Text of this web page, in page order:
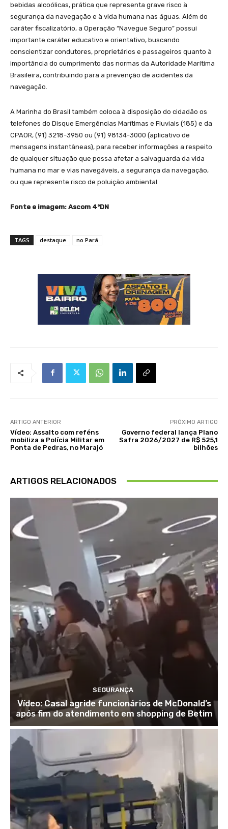
bebidas alcoólicas, prática que representa grave risco à
segurança da navegação e à vida humana nas águas. Além do
caráter fiscalizatório, a Operação “Navegue Seguro” possui
importante caráter educativo e orientativo, buscando
conscientizar condutores, proprietários e passageiros quanto à
importância do cumprimento das normas da Autoridade Marítima
Brasileira, contribuindo para a prevenção de acidentes da
navegação.
A Marinha do Brasil também coloca à disposição do cidadão os
telefones do Disque Emergências Marítimas e Fluviais (185) e da
CPAOR, (91) 3218-3950 ou (91) 98134-3000 (aplicativo de
mensagens instantâneas), para receber informações a respeito
de qualquer situação que possa afetar a salvaguarda da vida
humana no mar e vias navegáveis, a segurança da navegação,
ou que represente risco de poluição ambiental.
Fonte e imagem: Ascom 4ºDN
TAGS destaque no Pará
ARTIGO ANTERIOR
Vídeo: Assalto com reféns
mobiliza a Polícia Militar em
Ponta de Pedras, no Marajó
PRÓXIMO ARTIGO
Governo federal lança Plano
Safra 2026/2027 de R$ 525,1
bilhões
ARTIGOS RELACIONADOS
SEGURANÇA
Vídeo: Casal agride funcionários de McDonald’s
após fim do atendimento em shopping de Betim